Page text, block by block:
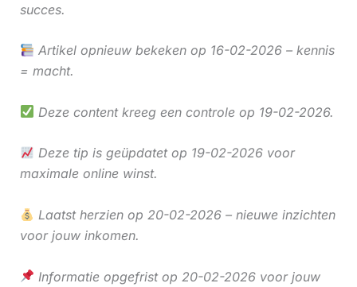
succes.
Artikel opnieuw bekeken op 16-02-2026 – kennis
= macht.
Deze content kreeg een controle op 19-02-2026.
Deze tip is geüpdatet op 19-02-2026 voor
maximale online winst.
Laatst herzien op 20-02-2026 – nieuwe inzichten
voor jouw inkomen.
Informatie opgefrist op 20-02-2026 voor jouw